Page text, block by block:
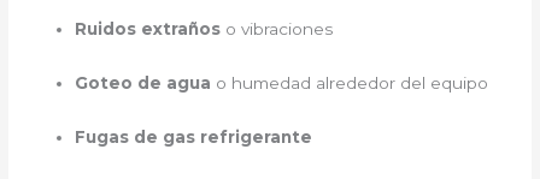
Ruidos extraños o vibraciones
Goteo de agua o humedad alrededor del equipo
Fugas de gas refrigerante